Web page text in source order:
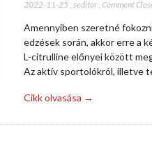
2022-11-25 seditor, Comment
Amennyiben szeretné
edzések során, akkor erre a
L-citrulline előnyei között
Az aktív sportolókról, illetve
Cikk olvasása →